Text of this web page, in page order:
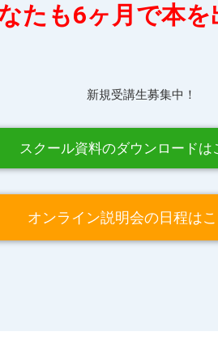
たも6ヶ月で本を
新規受講生募集中！
スクール資料のダウンロードは
オンライン説明会の日程は